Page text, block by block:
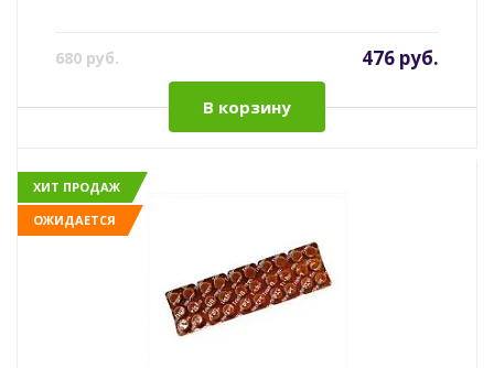
680 руб. 476 руб.
В корзину
ХИТ ПРОДАЖ
ОЖИДАЕТСЯ